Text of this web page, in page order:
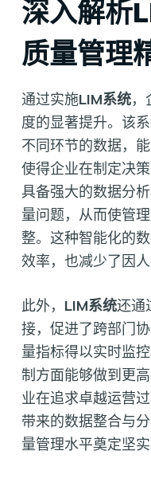
深入解析
质量管理
通过实施LIM系统，
度的显著提升。该
不同环节的数据，
使得企业在制定决
具备强大的数据分
量问题，从而使管
整。这种智能化的
效率，也减少了因
此外， LIM系统还通
接，促进了跨部门
量指标得以实时监
制方面能够做到更
业在追求卓越运营
带来的数据整合与
量管理水平奠定坚实